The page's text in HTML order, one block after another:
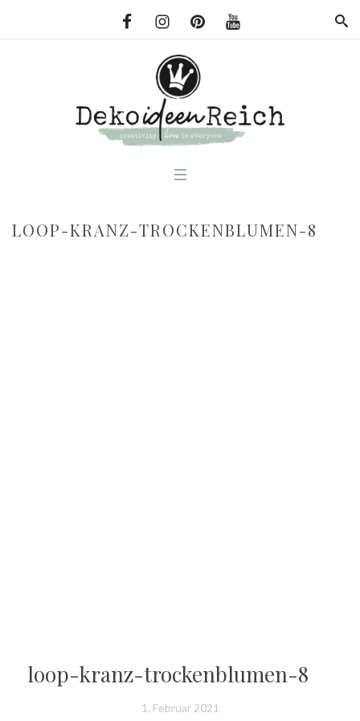
LOOP-KRANZ-TROCKENBLUMEN-8
loop-kranz-trockenblumen-8
1. Februar 2021